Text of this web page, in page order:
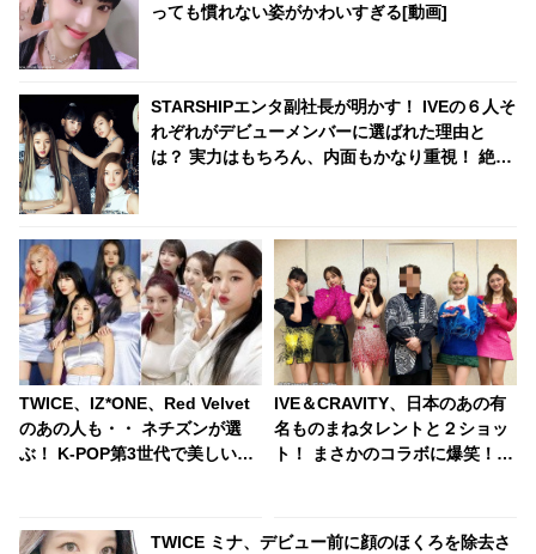
っても慣れない姿がかわいすぎる[動画]
STARSHIPエンタ副社長が明かす！ IVEの６人そ
れぞれがデビューメンバーに選ばれた理由と
は？ 実力はもちろん、内面もかなり重視！ 絶え
TWICE、IZ*ONE、Red Velvet
のあの人も・・ ネチズンが選
ぶ！ K-POP第3世代で美しいビ
IVE＆CRAVITY、日本のあの有
名ものまねタレントと２ショッ
ト！ まさかのコラボに爆笑！
TWICE ミナ、デビュー前に顔のほくろを除去さ